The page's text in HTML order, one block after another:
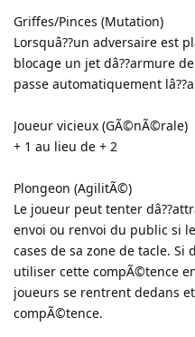
Griffes/Pinces (Mutation)
Lorsquâ??un adversaire est
blocage un jet dâ??armure
passe automatiquement
Joueur vicieux (GÃ©nÃ©rale)
+ 1 au lieu de + 2
Plongeon (AgilitÃ©)
Le joueur peut tenter
envoi ou renvoi du public si
cases de sa zone de tacle. Si
utiliser cette compÃ©tence
joueurs se rentrent dedans
compÃ©tence.